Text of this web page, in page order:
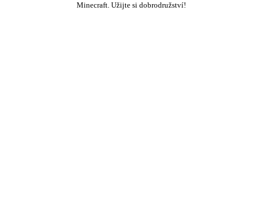
Minecraft. Užijte si dobrodružství!